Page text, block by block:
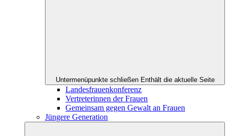
Untermenüpunkte schließen Enthält die aktuelle Seite
Landesfrauenkonferenz
Vertreterinnen der Frauen
Gemeinsam gegen Gewalt an Frauen
Jüngere Generation